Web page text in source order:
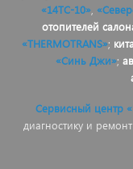
«14ТС-10»,
отопителей
«THERMOTRANS»;
«Синь Джи»;
Сервисный центр
диагностику и